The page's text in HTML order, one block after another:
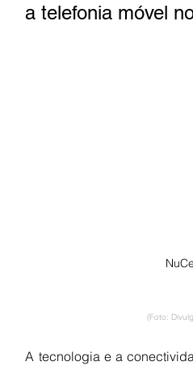
a telefonia móvel
(Foto:
A tecnologia e a